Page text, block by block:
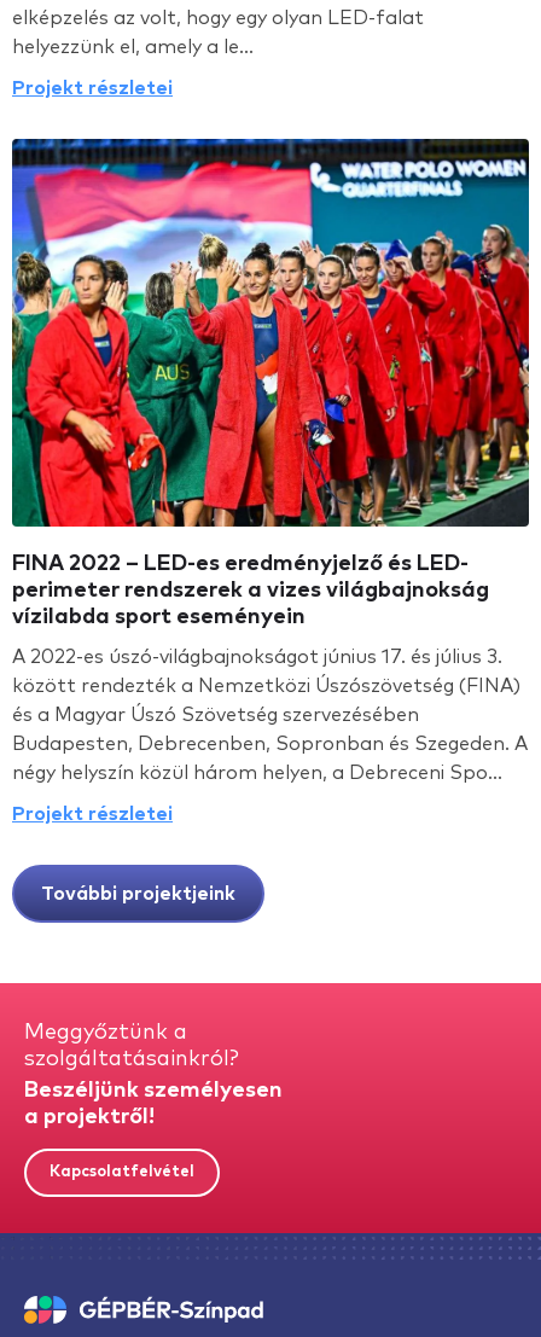
elképzelés az volt, hogy egy olyan LED-falat
helyezzünk el, amely a le...
Projekt részletei
FINA 2022 – LED-es eredményjelző és LED-
perimeter rendszerek a vizes világbajnokság
vízilabda sport eseményein
A 2022-es úszó-világbajnokságot június 17. és július 3.
között rendezték a Nemzetközi Úszószövetség (FINA)
és a Magyar Úszó Szövetség szervezésében
Budapesten, Debrecenben, Sopronban és Szegeden. A
négy helyszín közül három helyen, a Debreceni Spo...
Projekt részletei
További projektjeink
Meggyőztünk a
szolgáltatásainkról?
Beszéljünk személyesen
a projektről!
Kapcsolatfelvétel